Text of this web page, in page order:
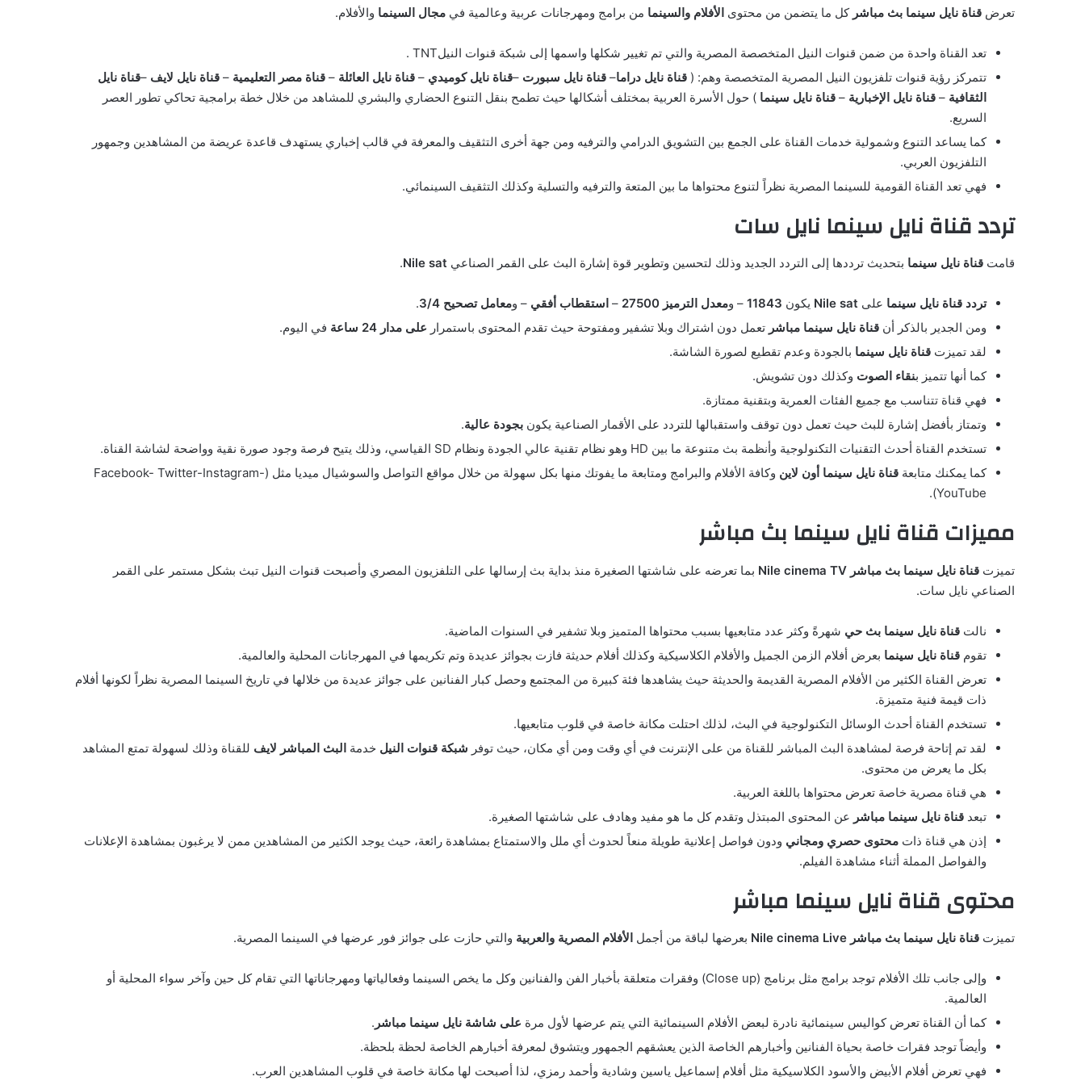
تعرض قناة نايل سينما بث مباشر كل ما يتضمن من محتوى الأفلام والسينما من برامج ومهرجانات عربية وعالمية في مجال السينما والأفلام.
تعد القناة واحدة من ضمن قنوات النيل المتخصصة المصرية والتي تم تغيير شكلها واسمها إلى شبكة قنوات النيلTNT .
تتمركز رؤية قنوات تلفزيون النيل المصرية المتخصصة وهم: ( قناة نايل دراما– قناة نايل سبورت –قناة نايل كوميدي – قناة نايل العائلة – قناة مصر التعليمية – قناة نايل لايف –قناة نايل
الثقافية – قناة نايل الإخبارية – قناة نايل سينما ) حول الأسرة العربية بمختلف أشكالها حيث تطمح بنقل التنوع الحضاري والبشري للمشاهد من خلال خطة برامجية تحاكي تطور العصر
السريع.
كما يساعد التنوع وشمولية خدمات القناة على الجمع بين التشويق الدرامي والترفيه ومن جهة أخرى التثقيف والمعرفة في قالب إخباري يستهدف قاعدة عريضة من المشاهدين وجمهور
التلفزيون العربي.
فهي تعد القناة القومية للسينما المصرية نظراً لتنوع محتواها ما بين المتعة والترفيه والتسلية وكذلك التثقيف السينمائي.
تردد قناة نايل سينما نايل سات
قامت قناة نايل سينما بتحديث ترددها إلى التردد الجديد وذلك لتحسين وتطوير قوة إشارة البث على القمر الصناعي Nile sat
.
تردد قناة نايل سينما على Nile sat يكون 11843 – ومعدل الترميز 27500 – استقطاب أفقي – ومعامل تصحيح 3/4
.
ومن الجدير بالذكر أن قناة نايل سينما مباشر تعمل دون اشتراك وبلا تشفير ومفتوحة حيث تقدم المحتوى باستمرار على مدار 24 ساعة
في اليوم.
لقد تميزت قناة نايل سينما بالجودة وعدم تقطيع لصورة الشاشة.
كما أنها تتميز بنقاء الصوت وكذلك دون تشويش.
فهي قناة تتناسب مع جميع الفئات العمرية وبتقنية ممتازة.
وتمتاز بأفضل إشارة للبث حيث تعمل دون توقف واستقبالها للتردد على الأقمار الصناعية يكون بجودة عالية.
تستخدم القناة أحدث التقنيات التكنولوجية وأنظمة بث متنوعة ما بين HD وهو نظام تقنية عالي الجودة ونظام SD القياسي، وذلك يتيح فرصة وجود صورة نقية وواضحة لشاشة القناة.
كما يمكنك متابعة قناة نايل سينما أون لاين
وكافة الأفلام والبرامج ومتابعة ما يفوتك منها بكل سهولة من خلال مواقع التواصل والسوشيال ميديا مثل (Facebook- Twitter-Instagram-
YouTube).
مميزات قناة نايل سينما بث مباشر
تميزت قناة نايل سينما بث مباشر Nile cinema TV
بما تعرضه على شاشتها الصغيرة منذ بداية بث إرسالها على التلفزيون المصري وأصبحت قنوات النيل تبث بشكل مستمر على القمر
الصناعي نايل سات.
نالت قناة نايل سينما بث حي شهرةً وكثر عدد متابعيها بسبب محتواها المتميز وبلا تشفير في السنوات الماضية.
تقوم قناة نايل سينما بعرض أفلام الزمن الجميل والأفلام الكلاسيكية وكذلك أفلام حديثة فازت بجوائز عديدة وتم تكريمها في المهرجانات المحلية والعالمية.
تعرض القناة الكثير من الأفلام المصرية القديمة والحديثة حيث يشاهدها فئة كبيرة من المجتمع وحصل كبار الفنانين على جوائز عديدة من خلالها في تاريخ السينما المصرية نظراً لكونها أفلام
ذات قيمة فنية متميزة.
تستخدم القناة أحدث الوسائل التكنولوجية في البث، لذلك احتلت مكانة خاصة في قلوب متابعيها.
لقد تم إتاحة فرصة لمشاهدة البث المباشر للقناة من على الإنترنت في أي وقت ومن أي مكان، حيث توفر شبكة قنوات النيل خدمة البث المباشر لايف للقناة وذلك لسهولة تمتع المشاهد
بكل ما يعرض من محتوى.
هي قناة مصرية خاصة تعرض محتواها باللغة العربية.
تبعد قناة نايل سينما مباشر عن المحتوى المبتذل وتقدم كل ما هو مفيد وهادف على شاشتها الصغيرة.
إذن هي قناة ذات محتوى حصري ومجاني ودون فواصل إعلانية طويلة منعاً لحدوث أي ملل والاستمتاع بمشاهدة رائعة، حيث يوجد الكثير من المشاهدين ممن لا يرغبون بمشاهدة الإعلانات
والفواصل المملة أثناء مشاهدة الفيلم.
محتوى قناة نايل سينما مباشر
تميزت قناة نايل سينما بث مباشر Nile cinema Live بعرضها لباقة من أجمل الأفلام المصرية والعربية والتي حازت على جوائز فور عرضها في السينما المصرية.
وإلى جانب تلك الأفلام توجد برامج مثل برنامج (Close up) وفقرات متعلقة بأخبار الفن والفنانين وكل ما يخص السينما وفعالياتها ومهرجاناتها التي تقام كل حين وآخر سواء المحلية أو
العالمية.
كما أن القناة تعرض كواليس سينمائية نادرة لبعض الأفلام السينمائية التي يتم عرضها لأول مرة على شاشة نايل سينما مباشر .
وأيضاً توجد فقرات خاصة بحياة الفنانين وأخبارهم الخاصة الذين يعشقهم الجمهور ويتشوق لمعرفة أخبارهم الخاصة لحظة بلحظة.
فهي تعرض أفلام الأبيض والأسود الكلاسيكية مثل أفلام إسماعيل ياسين وشادية وأحمد رمزي، لذا أصبحت لها مكانة خاصة في قلوب المشاهدين العرب.